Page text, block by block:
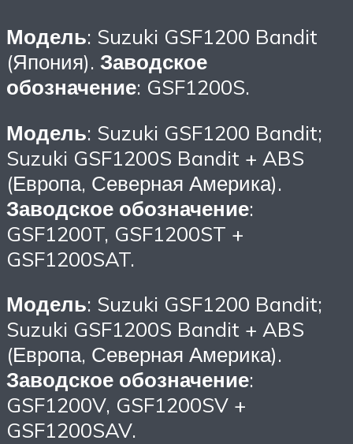
Модель: Suzuki GSF1200 Bandit
(Япония). Заводское
обозначение: GSF1200S.
Модель: Suzuki GSF1200 Bandit;
Suzuki GSF1200S Bandit + ABS
(Европа, Северная Америка).
Заводское обозначение:
GSF1200T, GSF1200ST +
GSF1200SAT.
Модель: Suzuki GSF1200 Bandit;
Suzuki GSF1200S Bandit + ABS
(Европа, Северная Америка).
Заводское обозначение:
GSF1200V, GSF1200SV +
GSF1200SAV.